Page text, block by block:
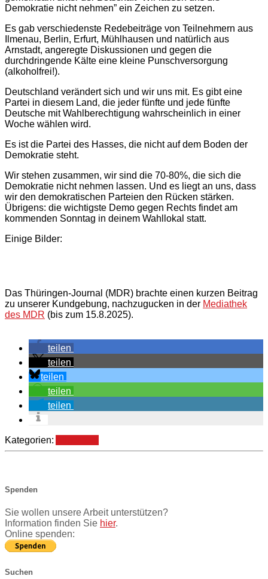
Demokratie nicht nehmen” ein Zeichen zu setzen.
Es gab verschiedenste Redebeiträge von Teilnehmern aus
Ilmenau, Berlin, Erfurt, Mühlhausen und natürlich aus
Arnstadt, angeregte Diskussionen und gegen die
durchdringende Kälte eine kleine Punschversorgung
(alkoholfrei!).
Deutschland verändert sich und wir uns mit. Es gibt eine
Partei in diesem Land, die jeder fünfte und jede fünfte
Deutsche mit Wahlberechtigung wahrscheinlich in einer
Woche wählen wird.
Es ist die Partei des Hasses, die nicht auf dem Boden der
Demokratie steht.
Wir stehen zusammen, wir sind die 70-80%, die sich die
Demokratie nicht nehmen lassen. Und es liegt an uns, dass
wir den demokratischen Parteien den Rücken stärken.
Übrigens: die wichtigste Demo gegen Rechts findet am
kommenden Sonntag in deinem Wahllokal statt.
Einige Bilder:
Das Thüringen-Journal (MDR) brachte einen kurzen Beitrag
zu unserer Kundgebung, nachzugucken in der Mediathek
des MDR (bis zum 15.8.2025).
teilen
teilen
teilen
teilen
teilen
Kategorien:
Spenden
Sie wollen unsere Arbeit unterstützen?
Information finden Sie hier.
Online spenden:
Suchen